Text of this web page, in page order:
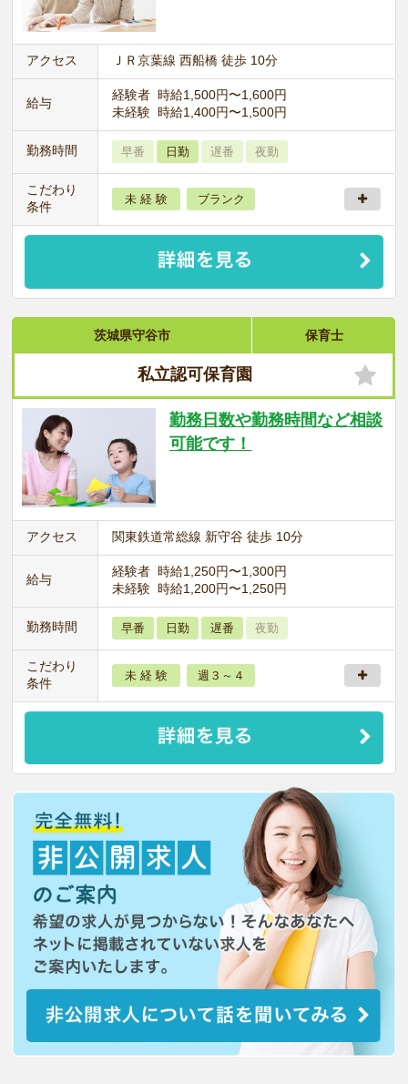
アクセス ＪＲ京葉線 西船橋 徒歩 10分
給与
経験者 時給1,500円〜1,600円
未経験 時給1,400円〜1,500円
勤務時間 早番 日勤 遅番 夜勤
こだわり
条件
未 経 験 ブランク
茨城県守谷市 保育士
私立認可保育園
勤務日数や勤務時間など相談
可能です！
アクセス 関東鉄道常総線 新守谷 徒歩 10分
給与
経験者 時給1,250円〜1,300円
未経験 時給1,200円〜1,250円
勤務時間 早番 日勤 遅番 夜勤
こだわり
条件
未 経 験 週３～４